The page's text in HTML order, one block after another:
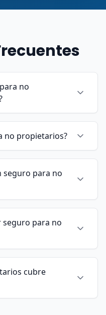
no
no propietarios?
seguro para no
seguro para no
cubre